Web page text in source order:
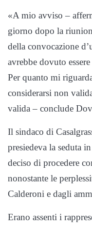
«A mio avviso –
giorno dopo la
della convocazione
avrebbe dovuto
Per quanto mi
considerarsi non
valida – conclude
Il sindaco di
presiedeva la seduta
deciso di procedere
nonostante le
Calderoni e dagli
Erano assenti i